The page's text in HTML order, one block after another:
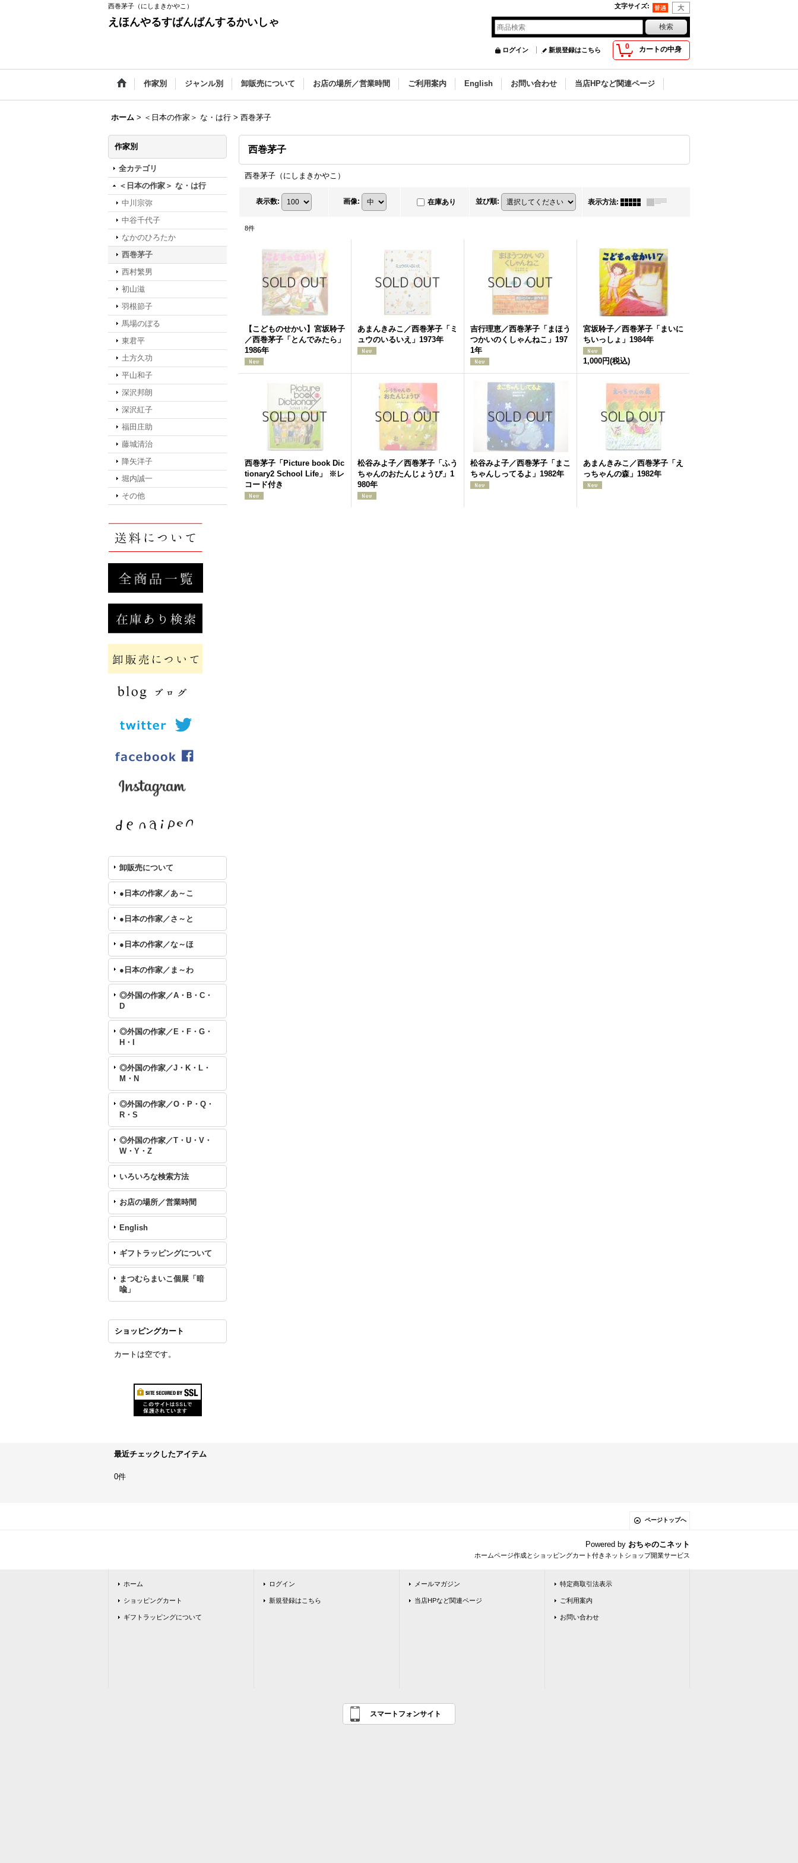
西巻茅子（にしまきかやこ） 文字サイズ:
えほんやるすばんばんするかいしゃ
0 カートの中身
ログイン 新規登録はこちら
作家別 ジャンル別 卸販売について お店の場所／営業時間 ご利用案内 English お問い合わせ 当店HPなど関連ページ
ホーム > ＜日本の作家＞ な・は行 > 西巻茅子
作家別
全カテゴリ
＜日本の作家＞ な・は行
中川宗弥
中谷千代子
なかのひろたか
西巻茅子
西村繁男
初山滋
羽根節子
馬場のぼる
東君平
土方久功
平山和子
深沢邦朗
深沢紅子
福田庄助
藤城清治
降矢洋子
堀内誠一
その他
卸販売について
●日本の作家／あ～こ
●日本の作家／さ～と
●日本の作家／な～ほ
●日本の作家／ま～わ
◎外国の作家／A・B・C・
D
◎外国の作家／E・F・G・
H・I
◎外国の作家／J・K・L・
M・N
◎外国の作家／O・P・Q・
R・S
◎外国の作家／T・U・V・
W・Y・Z
いろいろな検索方法
お店の場所／営業時間
English
ギフトラッピングについて
まつむらまいこ個展「暗
喩」
ショッピングカート
カートは空です。
西巻茅子
西巻茅子（にしまきかやこ）
表示数: 画像: 在庫あり 並び順: 表示方法:
8件
【こどものせかい】宮坂聆子
／西巻茅子「とんでみたら」
1986年
あまんきみこ／西巻茅子「ミ
ュウのいるいえ」1973年
吉行理恵／西巻茅子「まほう
つかいのくしゃんねこ」197
1年
宮坂聆子／西巻茅子「まいに
ちいっしょ」1984年
1,000円(税込)
西巻茅子「Picture book Dic
tionary2 School Life」 ※レ
コード付き
松谷みよ子／西巻茅子「ふう
ちゃんのおたんじょうび」1
980年
松谷みよ子／西巻茅子「まこ
ちゃんしってるよ」1982年
あまんきみこ／西巻茅子「え
っちゃんの森」1982年
最近チェックしたアイテム
0件
ページトップへ
Powered by おちゃのこネット
ホームページ作成とショッピングカート付きネットショップ開業サービス
ホーム
ショッピングカート
ギフトラッピングについて
ログイン
新規登録はこちら
メールマガジン
当店HPなど関連ページ
特定商取引法表示
ご利用案内
お問い合わせ
スマートフォンサイト